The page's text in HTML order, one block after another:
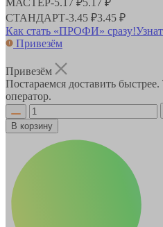
СТАНДАРТ-3.45 ₽3.45 ₽
Как стать «ПРОФИ» сразу!
Привезём
Привезём
Постараемся доставить
оператор.
В корзину